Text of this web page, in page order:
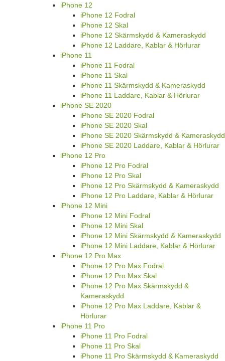
iPhone 12
iPhone 12 Fodral
iPhone 12 Skal
iPhone 12 Skärmskydd & Kameraskydd
iPhone 12 Laddare, Kablar & Hörlurar
iPhone 11
iPhone 11 Fodral
iPhone 11 Skal
iPhone 11 Skärmskydd & Kameraskydd
iPhone 11 Laddare, Kablar & Hörlurar
iPhone SE 2020
iPhone SE 2020 Fodral
iPhone SE 2020 Skal
iPhone SE 2020 Skärmskydd & Kameraskydd
iPhone SE 2020 Laddare, Kablar & Hörlurar
iPhone 12 Pro
iPhone 12 Pro Fodral
iPhone 12 Pro Skal
iPhone 12 Pro Skärmskydd & Kameraskydd
iPhone 12 Pro Laddare, Kablar & Hörlurar
iPhone 12 Mini
iPhone 12 Mini Fodral
iPhone 12 Mini Skal
iPhone 12 Mini Skärmskydd & Kameraskydd
iPhone 12 Mini Laddare, Kablar & Hörlurar
iPhone 12 Pro Max
iPhone 12 Pro Max Fodral
iPhone 12 Pro Max Skal
iPhone 12 Pro Max Skärmskydd &
Kameraskydd
iPhone 12 Pro Max Laddare, Kablar &
Hörlurar
iPhone 11 Pro
iPhone 11 Pro Fodral
iPhone 11 Pro Skal
iPhone 11 Pro Skärmskydd & Kameraskydd